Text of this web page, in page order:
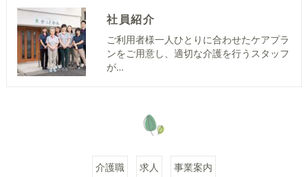
社員紹介
ご利用者様一人ひとりに合わせたケアプラ
ンをご用意し、適切な介護を行うスタッフ
が…
介護職 求人 事業案内